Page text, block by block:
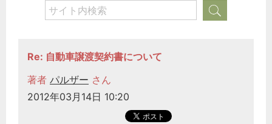
Re: 自動車譲渡契約書について
著者 パルザー さん
2012年03月14日 10:20